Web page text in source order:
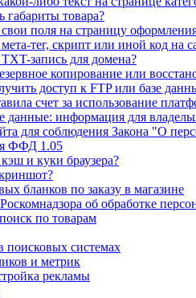
габариты товара?
поля на страницу оформления
тег, скрипт или иной код на
запись для домена?
копирование или
доступ к FTP или базе
счет за использование
данные: информация для
для соблюдения Закона "О
ФФД 1.05
и куки браузера?
бланков по заказу в магазине
об обработке
по товарам
поисковых системах
и метрик
рекламы